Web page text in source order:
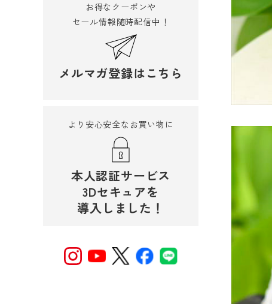
お得なクーポンや
セール情報随時配信中！
メルマガ登録はこちら
より安心安全なお買い物に
本人認証サービス
3Dセキュアを
導入しました！